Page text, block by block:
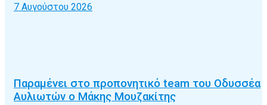
7 Αυγούστου 2026
Παραμένει στο προπονητικό team του Οδυσσέα
Αυλιωτών ο Μάκης Μουζακίτης